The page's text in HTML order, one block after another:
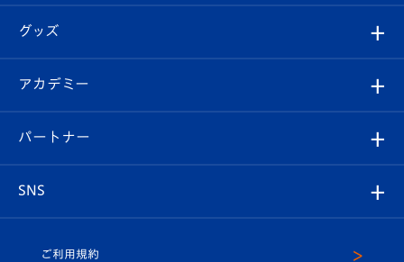
チケット
イベント
メディア
ホームタウン
スタッフプロフィール
マスコット紹介
はじめての観戦ガイド
Revive Team
ヴィヴィくんの長崎おもてなしガイド
フォトギャラリー
スタジアムグルメ
チケット
V-LOVERS（ファンクラブ）
プレイヤーズスイート
グッズ
オンラインショップ
店舗情報
アカデミー
育成からのお知らせ
U-18
パートナー
SNS
ご利用規約